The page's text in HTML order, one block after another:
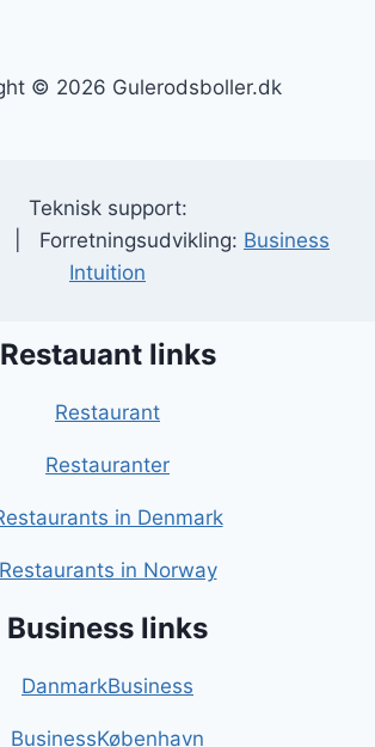
© 2026 Gulerodsboller.dk
Teknisk support:
| Forretningsudvikling: Business
Intuition
Restauant links
Restaurant
Restauranter
in Denmark
Restaurants in Norway
Business links
DanmarkBusiness
BusinessKøbenhavn